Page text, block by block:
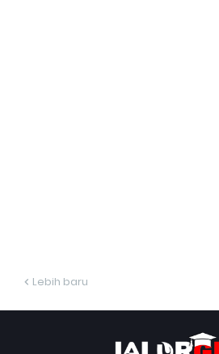
Lebih baru